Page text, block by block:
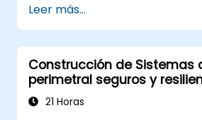
de IA para su despliegue
Implementar soluciones
en dispositivos de borde.
Evaluar y mejorar el
modelos desplegados en
Abordar consideraciones
Leer más...
Construcción de Sistemas
perimetral seguros y
21 Horas